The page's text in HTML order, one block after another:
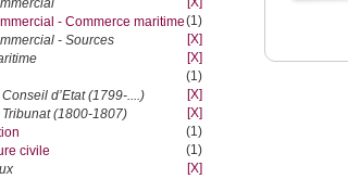
- Commerce maritime(1)
- Sources
[X]
[X]
(1)
d’Etat (1799-....)
[X]
(1800-1807)
[X]
(1)
civile
(1)
[X]